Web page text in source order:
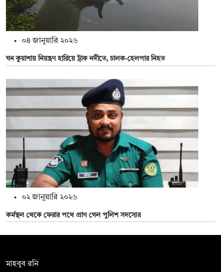
০৪ জানুয়ারি ২০২৬
ঘন কুয়াশায় নিয়ন্ত্রণ হারিয়ে ট্রাক নদীতে, চালক-হেলপার নিহত
০২ জানুয়ারি ২০২৬
কর্মস্থল থেকে ফেরার পথে প্রাণ গেল পুলিশ সদস্যের
মাহবুব রনি